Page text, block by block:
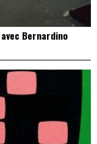
Bernardino